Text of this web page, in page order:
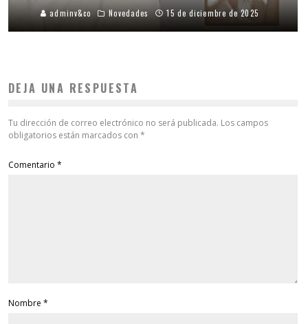
adminv&co Novedades 15 de diciembre de 2025
DEJA UNA RESPUESTA
Tu dirección de correo electrónico no será publicada. Los campos
obligatorios están marcados con *
Comentario *
Nombre *